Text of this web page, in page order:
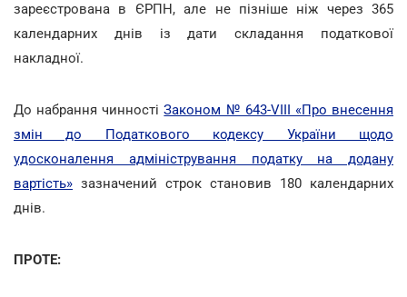
зареєстрована в ЄРПН, але не пізніше ніж через 365
календарних днів із дати складання податкової
накладної.
До набрання чинностіЗаконом № 643-VIII «Про внесення
змін до Податкового кодексу України щодо
удосконалення адміністрування податку на додану
вартість» зазначений строк становив 180 календарних
днів.
ПРОТЕ: